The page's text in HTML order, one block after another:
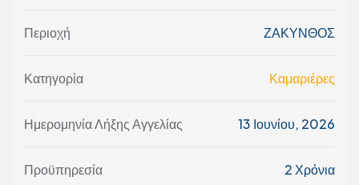
Περιοχή ΖΑΚΥΝΘΟΣ
Κατηγορία Καμαριέρες
Ημερομηνία Λήξης Αγγελίας 13 Ιουνίου, 2026
Προϋπηρεσία 2 Χρόνια